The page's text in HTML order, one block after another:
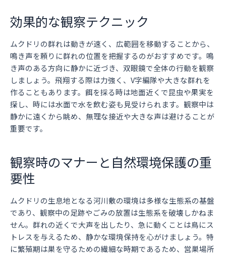
効果的な観察テクニック
ムクドリの群れは動きが速く、広範囲を移動することから、
鳴き声を頼りに群れの位置を把握するのがおすすめです。鳴
き声のある方向に静かに近づき、双眼鏡で全体の行動を観察
しましょう。飛翔する際は力強く、V字編隊や大きな群れを
作ることもあります。餌を採る時は地面近くで昆虫や果実を
探し、時には水面で水を飲む姿も見受けられます。観察中は
静かに遠くから眺め、無理な接近や大きな声は避けることが
重要です。
観察時のマナーと自然環境保護の重
要性
ムクドリの生息地となる河川敷の環境は多様な生態系の基盤
であり、観察中の足跡やごみの放置は生態系を破壊しかねま
せん。群れの近くで大声を出したり、急に動くことは鳥にス
トレスを与えるため、静かな環境保持を心がけましょう。特
に繁殖期は巣を守るための繊細な時期であるため、営巣場所